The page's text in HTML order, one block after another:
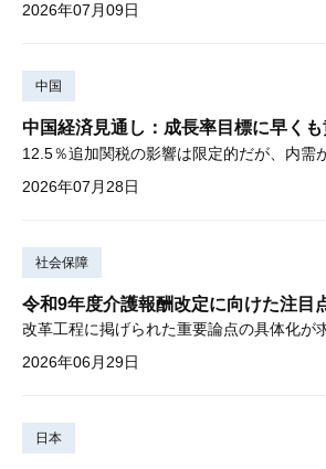
2026年07月09日
中国
中国経済見通し：成長率目標に早く
12.5％追加関税の影響は限定的だが、内需
2026年07月28日
社会保障
令和9年度介護報酬改定に向けた注目
改革工程に掲げられた重要論点の具体化が
2026年06月29日
日本